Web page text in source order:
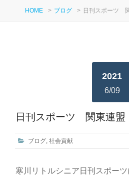
HOME > ブログ > 日刊スポーツ
2021
6/09
日刊スポーツ 関東連
ブログ,社会貢献
寒川リトルシニア日刊スポーツ